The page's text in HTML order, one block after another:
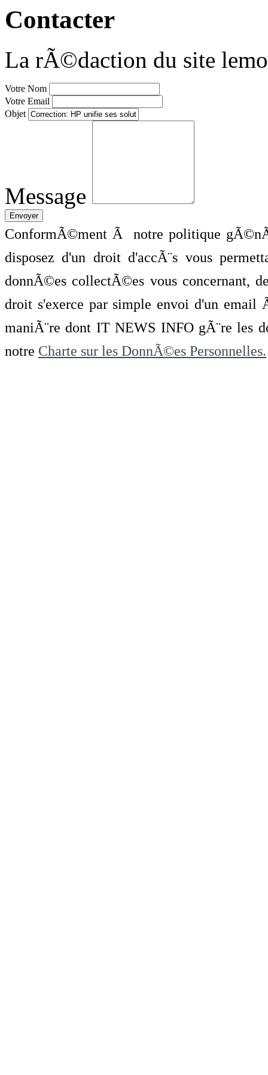
Contacter
La rÃ©daction du site
Votre Nom
Votre Email
Objet
Message
ConformÃ©ment Ã notre politique
disposez d'un droit d'accÃ¨s vous
donnÃ©es collectÃ©es vous concernant,
droit s'exerce par simple envoi d'un
maniÃ¨re dont IT NEWS INFO gÃ¨re les
notre Charte sur les DonnÃ©es Personnelles.